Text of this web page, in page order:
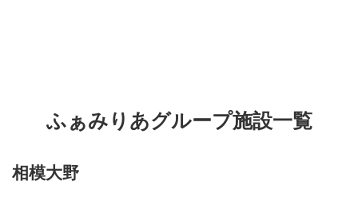
ふぁみりあグループ施設一覧
相模大野